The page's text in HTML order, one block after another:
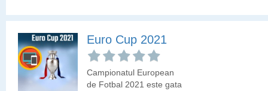
Euro Cup 2021
Campionatul European
de Fotbal 2021 este gata